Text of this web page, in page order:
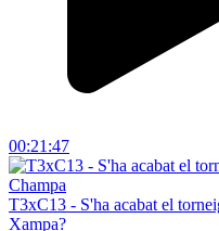
00:21:47
T3xC13 - S'ha acabat el
Xampa?